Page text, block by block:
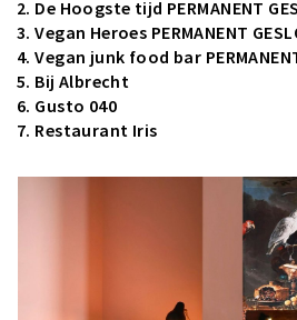
2. De Hoogste tijd PERMANENT
3.Vegan Heroes PERMANENT
4.Vegan junk food bar
5. Bij Albrecht
6. Gusto 040
7. Restaurant Iris